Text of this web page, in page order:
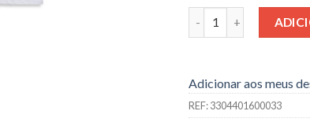
Quantidade
Adicionar aos meus
REF:3304401600033